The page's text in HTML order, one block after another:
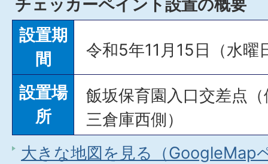
チェッカーペイント設置の概要
設置期
間
令和5年11月15日（水曜
設置場
所
飯坂保育園入口交差点
三倉庫西側）
大きな地図を見る（GoogleMap